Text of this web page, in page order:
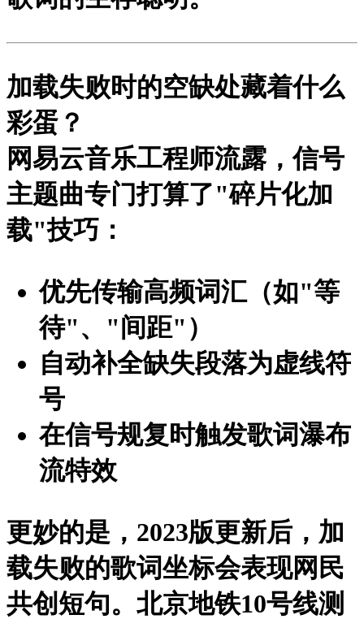
加载失败时的空缺处藏着什么
彩蛋？
网易云音乐工程师流露，信号
主题曲专门打算了"碎片化加
载"技巧：
优先传输高频词汇（如"等
待"、"间距"）
自动补全缺失段落为虚线符
号
在信号规复时触发歌词瀑布
流特效
更妙的是，2023版更新后，加
载失败的歌词坐标会表现网民
共创短句。北京地铁10号线测